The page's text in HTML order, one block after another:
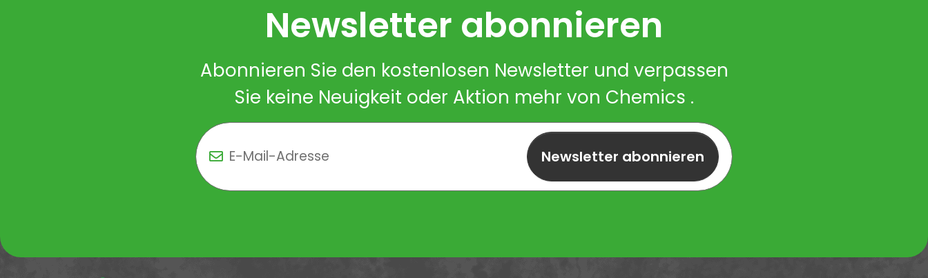
Newsletter abonnieren
Abonnieren Sie den kostenlosen Newsletter und verpassen
Sie keine Neuigkeit oder Aktion mehr von Chemics .
Newsletter abonnieren